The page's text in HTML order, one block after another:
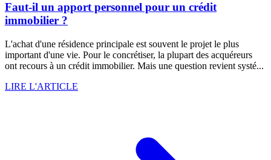
Faut-il un apport personnel pour un crédit
immobilier ?
L'achat d'une résidence principale est souvent le projet le plus
important d'une vie. Pour le concrétiser, la plupart des acquéreurs
ont recours à un crédit immobilier. Mais une question revient systé...
LIRE L'ARTICLE